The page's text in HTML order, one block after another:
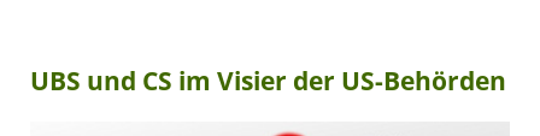
UBS und CS im Visier der US-Behörden